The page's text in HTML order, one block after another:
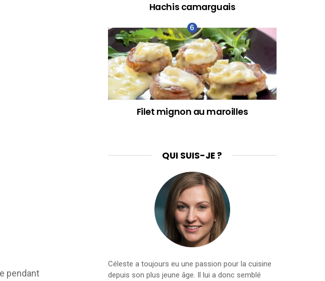
pendant
Hachis camarguais
Filet mignon au maroilles
QUI SUIS-JE ?
Céleste a toujours eu une passion pour la cuisine
depuis son plus jeune âge. Il lui a donc semblé